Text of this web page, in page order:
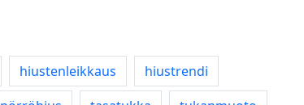
hiustenleikkaus
hiustrendi